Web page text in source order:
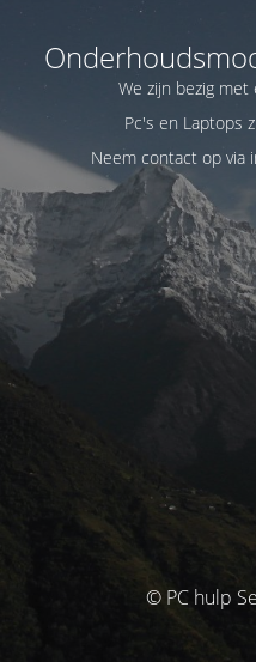
We zijn bezig
Pc's en Laptops
Neem contact op via
© PC hulp